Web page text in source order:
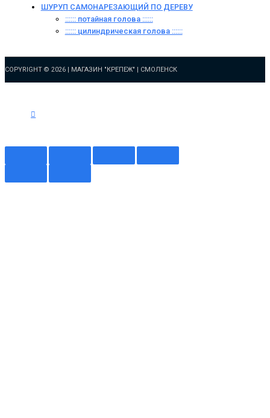
ШУРУП САМОНАРЕЗАЮЩИЙ ПО ДЕРЕВУ
:::::: потайная голова ::::::
:::::: цилиндрическая голова ::::::
COPYRIGHT © 2026 | МАГАЗИН "КРЕПЕЖ" | СМОЛЕНСК